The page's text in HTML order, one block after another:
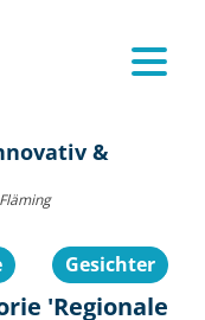
&
Gesichter
'Regionale